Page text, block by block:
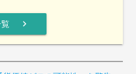
chevron_right